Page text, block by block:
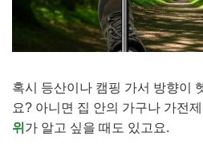
혹시 등산이나 캠핑 가서 방향이
요? 아니면 집 안의 가구나 가전
위 가 알고 싶을 때도 있고요.